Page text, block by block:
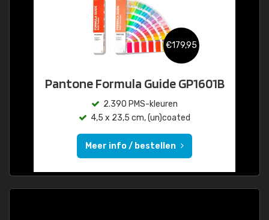
€179,95
Pantone Formula Guide GP1601B
2.390 PMS-kleuren
4,5 x 23,5 cm, (un)coated
Meer info / bestellen